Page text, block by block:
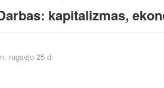
kapitalizmas,
rugsėjo 25 d.